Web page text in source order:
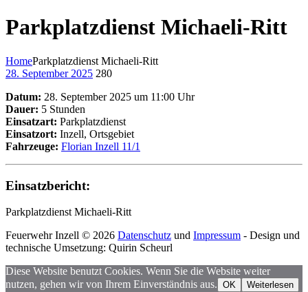
Parkplatzdienst Michaeli-Ritt
HomeParkplatzdienst Michaeli-Ritt
28. September 2025 280
Datum: 28. September 2025 um 11:00 Uhr
Dauer: 5 Stunden
Einsatzart: Parkplatzdienst
Einsatzort: Inzell, Ortsgebiet
Fahrzeuge: Florian Inzell 11/1
Einsatzbericht:
Parkplatzdienst Michaeli-Ritt
Feuerwehr Inzell © 2026 Datenschutz und Impressum - Design und
technische Umsetzung: Quirin Scheurl
Diese Website benutzt Cookies. Wenn Sie die Website weiter
nutzen, gehen wir von Ihrem Einverständnis aus. OK Weiterlesen